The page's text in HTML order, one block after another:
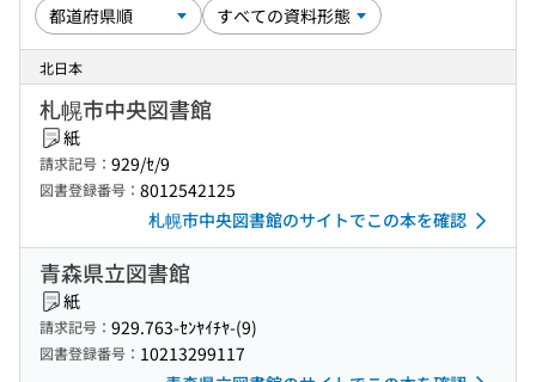
北日本
札幌市中央図書館
紙
請求記号： 929/ｾ/9
図書登録番号： 8012542125
札幌市中央図書館のサイトでこの本を確認
青森県立図書館
紙
請求記号： 929.763-ｾﾝﾔｲﾁﾔ-(9)
図書登録番号： 10213299117